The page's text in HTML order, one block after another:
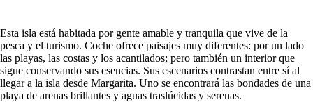
Esta isla está habitada por gente amable y tranquila que vive de la
pesca y el turismo. Coche ofrece paisajes muy diferentes: por un lado
las playas, las costas y los acantilados; pero también un interior que
sigue conservando sus esencias. Sus escenarios contrastan entre sí al
llegar a la isla desde Margarita. Uno se encontrará las bondades de una
playa de arenas brillantes y aguas traslúcidas y serenas.